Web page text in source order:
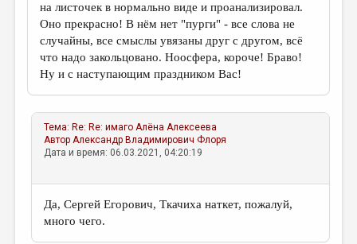
на листочек в нормально виде и проанализировал.
Оно прекрасно! В нём нет "пурги" - все слова не
случайны, все смыслы увязаны друг с другом, всё
что надо закольцовано. Ноосфера, короче! Браво!
Ну и с наступающим праздником Вас!
Тема: Re: Re: имаго Алёна Алексеева
АвторАлександр Владимирович Флоря
Дата и время: 06.03.2021, 04:20:19
Да, Сергей Егорович, Ткачиха наткет, пожалуй,
много чего.